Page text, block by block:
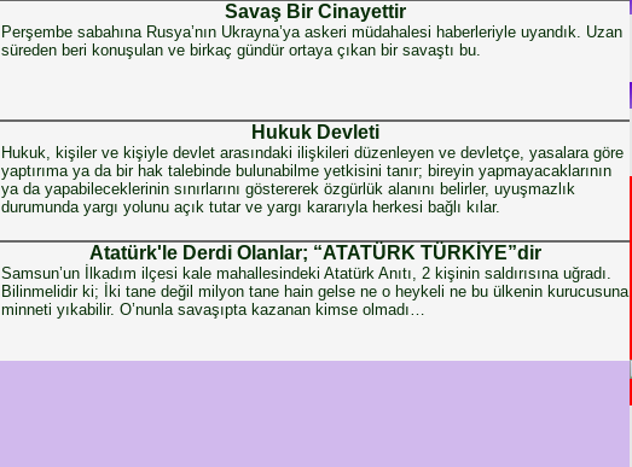
Savaş Bir Cinayettir
Perşembe sabahına Rusya’nın Ukrayna’ya askeri müdahalesi haberleriyle uyandık. Uzan
süreden beri konuşulan ve birkaç gündür ortaya çıkan bir savaştı bu.
Hukuk Devleti
Hukuk, kişiler ve kişiyle devlet arasındaki ilişkileri düzenleyen ve devletçe, yasalara göre
yaptırıma ya da bir hak talebinde bulunabilme yetkisini tanır; bireyin yapmayacaklarının
ya da yapabileceklerinin sınırlarını göstererek özgürlük alanını belirler, uyuşmazlık
durumunda yargı yolunu açık tutar ve yargı kararıyla herkesi bağlı kılar.
Atatürk'le Derdi Olanlar; “ATATÜRK TÜRKİYE”dir
Samsun’un İlkadım ilçesi kale mahallesindeki Atatürk Anıtı, 2 kişinin saldırısına uğradı.
Bilinmelidir ki; İki tane değil milyon tane hain gelse ne o heykeli ne bu ülkenin kurucusuna
minneti yıkabilir. O’nunla savaşıpta kazanan kimse olmadı…